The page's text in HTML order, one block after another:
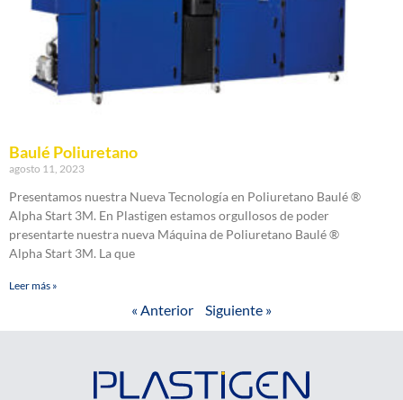
Baulé Poliuretano
agosto 11, 2023
Presentamos nuestra Nueva Tecnología en Poliuretano Baulé ®
Alpha Start 3M. En Plastigen estamos orgullosos de poder
presentarte nuestra nueva Máquina de Poliuretano Baulé ®
Alpha Start 3M. La que
Leer más »
« Anterior Siguiente »